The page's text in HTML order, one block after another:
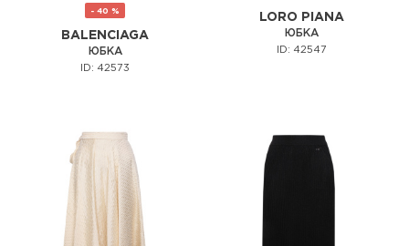
- 40 %
BALENCIAGA
ЮБКА
ID: 42573
LORO PIANA
ЮБКА
ID: 42547